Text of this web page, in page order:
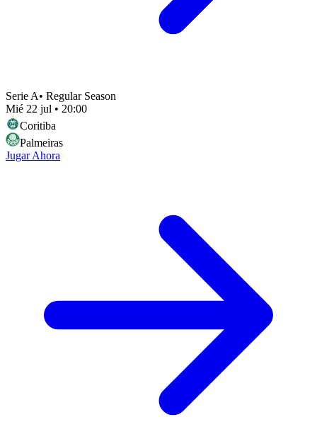
Serie A• Regular Season
Mié 22 jul • 20:00
Coritiba
Palmeiras
Jugar Ahora